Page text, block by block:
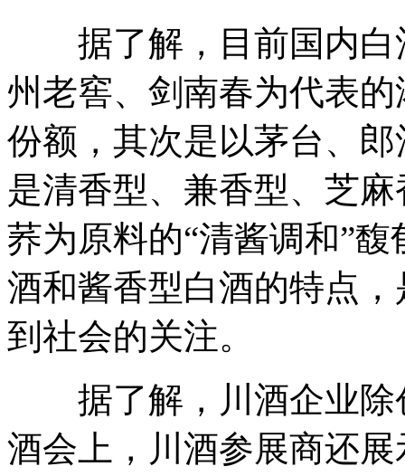
据了解，目前国内白
州老窖、剑南春为代表
份额，其次是以茅台、
是清香型、兼香型、芝
荞为原料的“清酱调和”
酒和酱香型白酒的特点
到社会的关注。
据了解，川酒企业除
酒会上，川酒参展商还